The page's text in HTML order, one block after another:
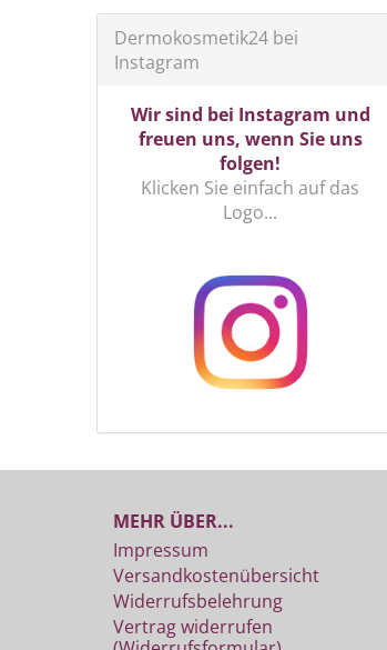
Dermokosmetik24 bei
Instagram
Wir sind bei Instagram und
freuen uns, wenn Sie uns
folgen!
Klicken Sie einfach auf das
Logo...
MEHR ÜBER...
Impressum
Versandkostenübersicht
Widerrufsbelehrung
Vertrag widerrufen